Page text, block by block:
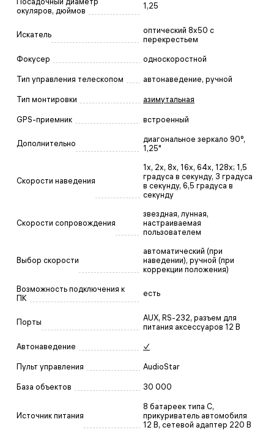
окуляров, дюймов
1,25
Искатель
оптический 8х50 с
перекрестьем
Фокусер односкоростной
Тип управления телескопом автонаведение, ручной
Тип монтировки азимутальная
GPS-приемник встроенный
Дополнительно
диагональное зеркало 90°,
1,25"
Скорости наведения
1x, 2x, 8x, 16x, 64x, 128x; 1,5
градуса в секунду, 3 градуса
в секунду, 6,5 градуса в
секунду
Скорости сопровождения
звездная, лунная,
настраиваемая
пользователем
Выбор скорости
автоматический (при
наведении), ручной (при
коррекции положения)
Возможность подключения к
ПК
есть
Порты
AUX, RS-232, разъем для
питания аксессуаров 12 В
Автонаведение ✓
Пульт управления AudioStar
База объектов 30 000
Источник питания
8 батареек типа C,
прикуриватель автомобиля
12 В, сетевой адаптер 220 В